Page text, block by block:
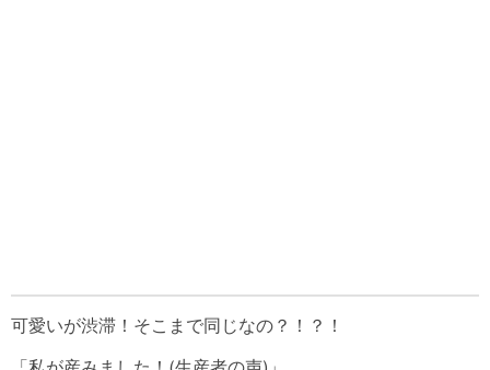
可愛いが渋滞！そこまで同じなの？！？！